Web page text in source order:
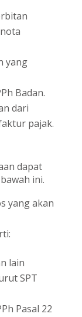
yang
Badan.
dari
pajak.
dapat
ini.
yang akan
lain
SPT
Pasal 22